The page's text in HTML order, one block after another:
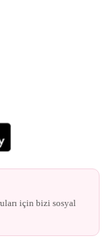
için bizi sosyal